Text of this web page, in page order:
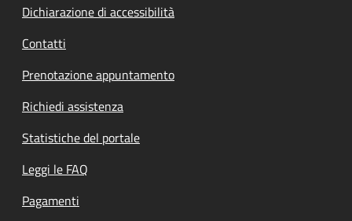
Dichiarazione di accessibilità
Contatti
Prenotazione appuntamento
Richiedi assistenza
Statistiche del portale
Leggi le FAQ
Pagamenti